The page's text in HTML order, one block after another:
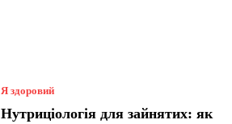
Я здоровий
Нутриціологія для зайнятих: як